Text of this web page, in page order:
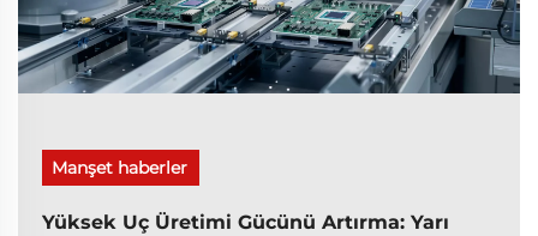
Manşet haberler
Yüksek Uç Üretimi Gücünü Artırma: Yarı